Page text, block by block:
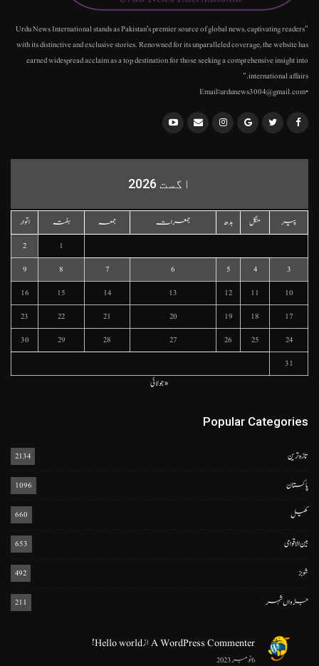
"Urdu News International stands as Pakistan's premier source of global news, captivating readers
with its distinctive and exclusive stories. Renowned for its unparalleled coverage, the website has
earned widespread acclaim as a top destination for those seeking a comprehensive insight into
international affairs."
•Email:urdunews3004@gmail.com
اگست 2026
پیر منگل بدھ جمعرات جمعہ ہفتہ
اتوار
1
2
3
4
5
6
7
8
9
10
11
12
13
14
15
16
17
18
19
20
21
22
23
24
25
26
27
28
29
30
31
« جولائی
Popular Categories
تازہ ترین 2134
پاکستان 1096
کھیل 660
بین الاقوامی 653
شوبز 492
جڑواں شہر 211
A WordPress CommenterازHello world!
6 نومبر 2023